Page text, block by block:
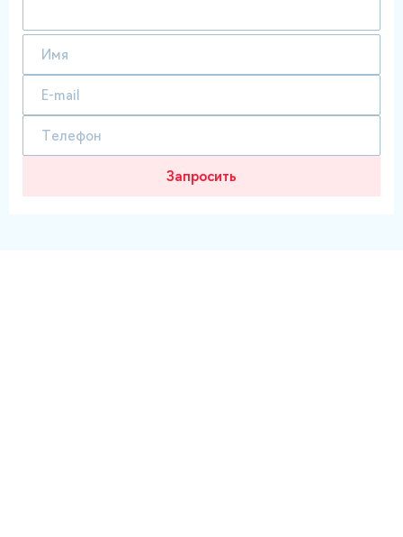
Запросить